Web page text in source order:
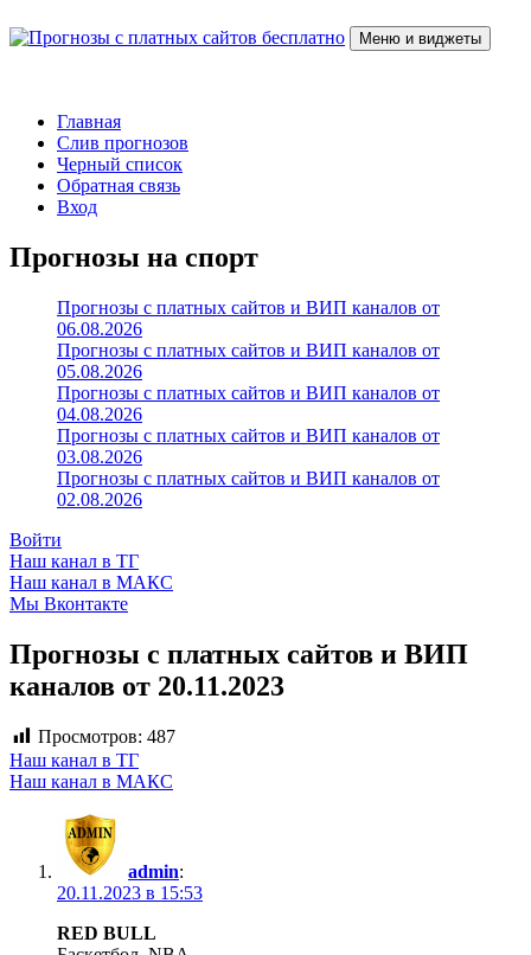
к
Меню и виджеты
Главная
Слив прогнозов
Черный список
Обратная связь
Вход
Прогнозы на спорт
Прогнозы с платных сайтов и ВИП каналов от
06.08.2026
Прогнозы с платных сайтов и ВИП каналов от
05.08.2026
Прогнозы с платных сайтов и ВИП каналов от
04.08.2026
Прогнозы с платных сайтов и ВИП каналов от
03.08.2026
Прогнозы с платных сайтов и ВИП каналов от
02.08.2026
Войти
Наш канал в ТГ
Наш канал в МАКС
Мы Вконтакте
Прогнозы с платных сайтов и ВИП
каналов от 20.11.2023
Просмотров: 487
Наш канал в ТГ
Наш канал в МАКС
admin:
20.11.2023 в 15:53
RED BULL